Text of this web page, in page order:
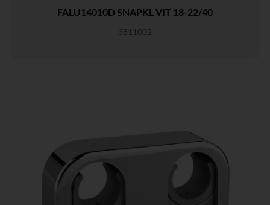
FALU14010D SNAPKL VIT 18-22/40
3811002